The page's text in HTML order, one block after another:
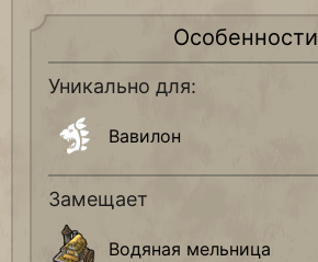
Особенности
Уникально для:
Вавилон
Замещает
Водяная мельница